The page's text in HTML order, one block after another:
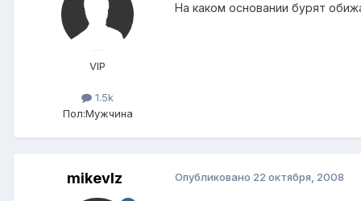
VIP
1.5k
Пол:Мужчина
На каком основании бурят
mikevlz Опубликовано 22 октября, 2008